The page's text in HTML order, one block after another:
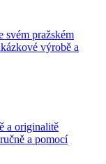
svém pražském
výrobě a
a originalitě
a pomocí